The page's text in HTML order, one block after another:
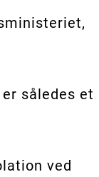
således et
ved